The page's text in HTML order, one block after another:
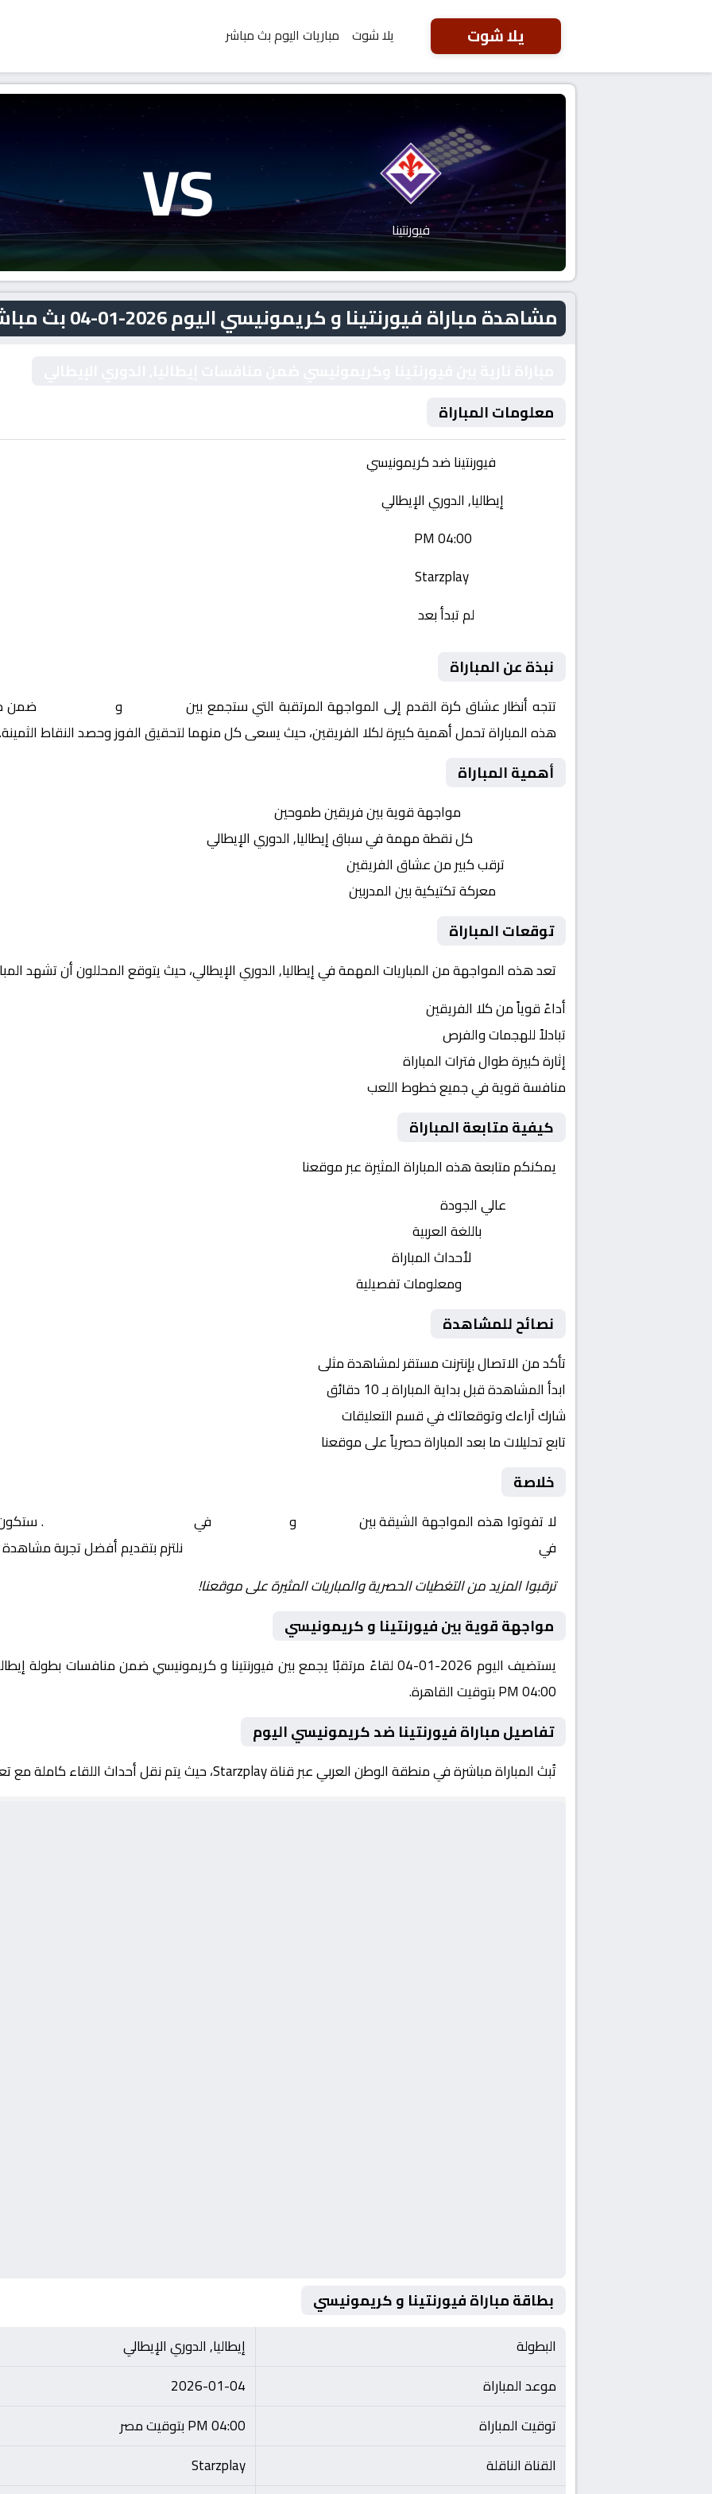
يلا شوت يلا شوت مباريات اليوم بث مباشر
فيورنتينا VS
مشاهدة مباراة فيورنتينا و كريمونيسي اليوم 2026-01-04 بث مباشر
معلومات المباراة
فيورنتينا ضد كريمونيسي
إيطاليا, الدوري الإيطالي
لم تبدأ بعد
نبذة عن المباراة
تتجه أنظار عشاق كرة القدم إلى المواجهة المرتقبة التي ستجمع بين و
ضمن
هذه المباراة تحمل أهمية كبيرة لكلا الفريقين، حيث يسعى كل منهما لتحقيق الفوز وحصد النقاط الثمينة.
أهمية المباراة
مواجهة قوية بين فريقين طموحين
كل نقطة مهمة في سباق إيطاليا, الدوري الإيطالي
ترقب كبير من عشاق الفريقين
معركة تكتيكية بين المدربين
توقعات المباراة
تعد هذه المواجهة من المباريات المهمة في إيطاليا, الدوري الإيطالي، حيث يتوقع المحللون أن تشهد
أداءً قوياً من كلا الفريقين
تبادلاً للهجمات والفرص
إثارة كبيرة طوال فترات المباراة
منافسة قوية في جميع خطوط اللعب
كيفية متابعة المباراة
يمكنكم متابعة هذه المباراة المثيرة عبر موقعنا
عالي الجودة
باللغة العربية
لأحداث المباراة
ومعلومات تفصيلية
نصائح للمشاهدة
تأكد من الاتصال بإنترنت مستقر لمشاهدة مثلى
ابدأ المشاهدة قبل بداية المباراة بـ 10 دقائق
شارك آراءك وتوقعاتك في قسم التعليقات
تابع تحليلات ما بعد المباراة حصرياً على موقعنا
خلاصة
لا تفوتوا هذه المواجهة الشيقة بين و في
. ستكون
في
نلتزم بتقديم أفضل تجربة
ترقبوا المزيد من التغطيات الحصرية والمباريات المثيرة على موقعنا!
مواجهة قوية بين فيورنتينا و كريمونيسي
يستضيف اليوم 2026-01-04 لقاءً مرتقبًا يجمع بين فيورنتينا و كريمونيسي ضمن منافسات
04:00 PM بتوقيت القاهرة.
تفاصيل مباراة فيورنتينا ضد كريمونيسي اليوم
تُبث المباراة مباشرة في منطقة الوطن العربي عبر قناة Starzplay، حيث يتم نقل أحداث اللقاء كاملة مع تعليق صوتي مميز.
بطاقة مباراة فيورنتينا و كريمونيسي
البطولة
إيطاليا, الدوري الإيطالي
موعد المباراة
2026-01-04
توقيت المباراة
04:00 PM بتوقيت مصر
القناة الناقلة
Starzplay